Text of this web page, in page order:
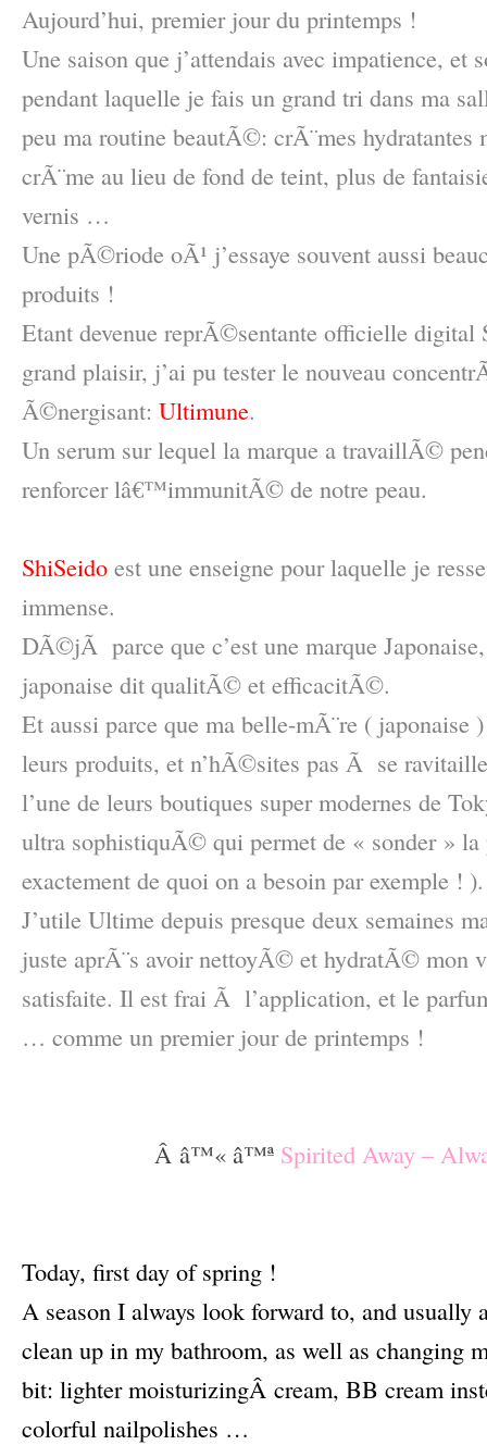
Aujourd’hui, premier jour du printemps !
Une saison que j’attendais avec impatience, et
pendant laquelle je fais un grand tri dans ma
peu ma routine beautÃ©: crÃ¨mes hydratantes
crÃ¨me au lieu de fond de teint, plus de
vernis …
Une pÃ©riode oÃ¹ j’essaye souvent aussi
produits !
Etant devenue reprÃ©sentante officielle digital
grand plaisir, j’ai pu tester le nouveau
Ã©nergisant: Ultimune.
Un serum sur lequel la marque a travaillÃ©
renforcer lâ€™immunitÃ© de notre peau.
ShiSeido est une enseigne pour laquelle je
immense.
DÃ©jÃ parce que c’est une marque
japonaise dit qualitÃ© et efficacitÃ©.
Et aussi parce que ma belle-mÃ¨re ( japonaise
leurs produits, et n’hÃ©sites pas Ã se
l’une de leurs boutiques super modernes de
ultra sophistiquÃ© qui permet de « sonder » la
exactement de quoi on a besoin par exemple ! ).
J’utile Ultime depuis presque deux semaines
juste aprÃ¨s avoir nettoyÃ© et hydratÃ© mon
satisfaite. Il est frai Ã l’application, et le
… comme un premier jour de printemps !
Â â™« â™ª Spirited Away –
Today, first day of spring !
A season I always look forward to, and usually
clean up in my bathroom, as well as changing
bit: lighter moisturizingÂ cream, BB cream
colorful nailpolishes …